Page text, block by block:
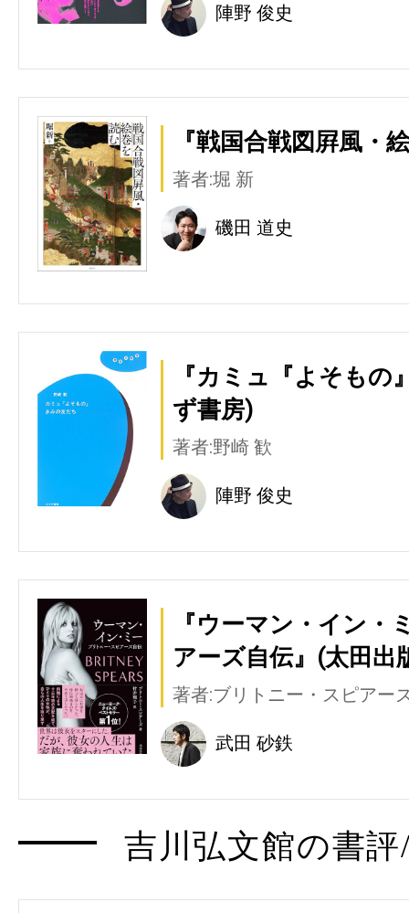
陣野 俊史
『戦国合戦図屛風・
著者:堀 新
磯田 道史
『カミュ『よそも
ず書房)
著者:野崎 歓
陣野 俊史
『ウーマン・イン・
アーズ自伝』(太田出
著者:ブリトニー・スピアー
武田 砂鉄
吉川弘文館の書